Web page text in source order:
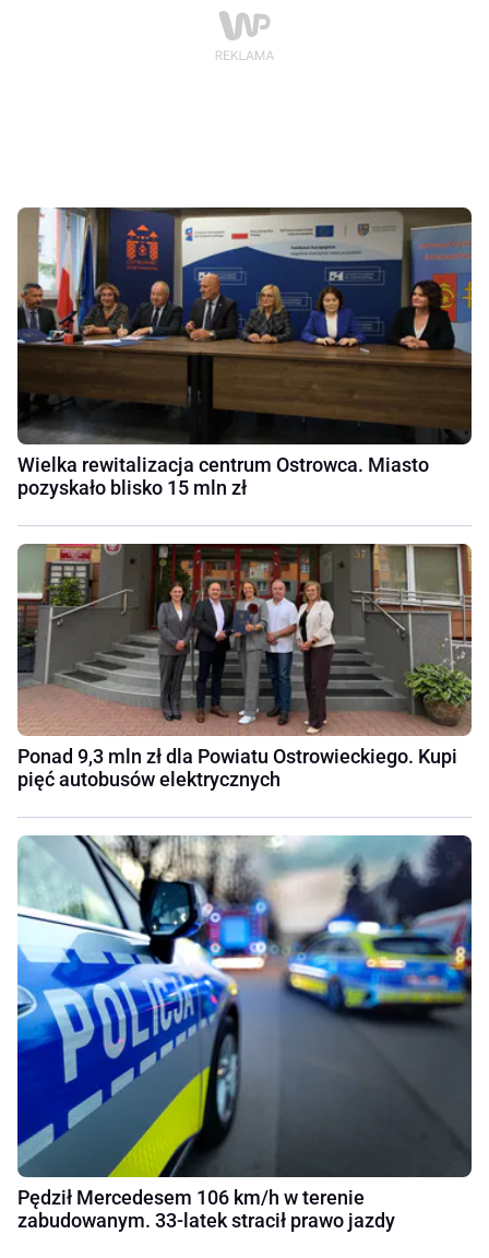
Wielka rewitalizacja centrum Ostrowca. Miasto
pozyskało blisko 15 mln zł
Ponad 9,3 mln zł dla Powiatu Ostrowieckiego. Kupi
pięć autobusów elektrycznych
Pędził Mercedesem 106 km/h w terenie
zabudowanym. 33-latek stracił prawo jazdy